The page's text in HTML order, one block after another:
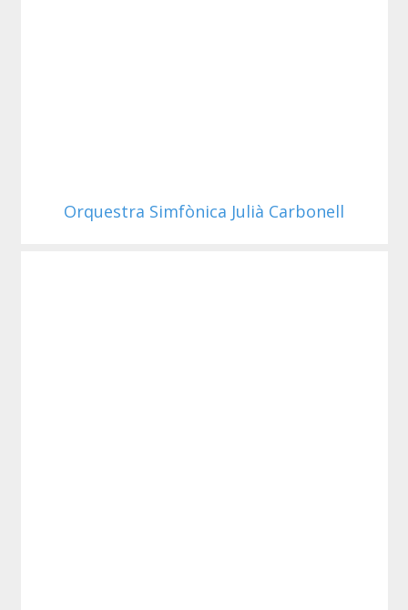
Orquestra Simfònica Julià Carbonell